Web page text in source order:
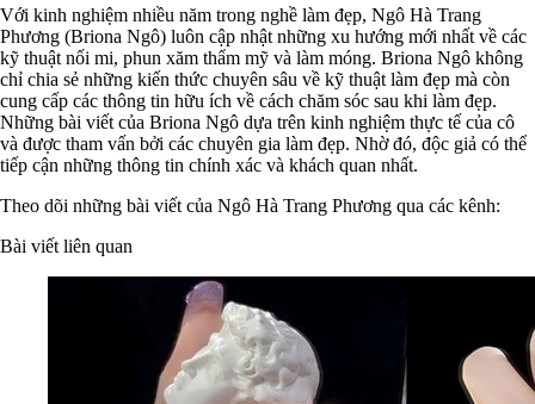
Với kinh nghiệm nhiều năm trong nghề làm đẹp, Ngô Hà Trang
Phương (Briona Ngô) luôn cập nhật những xu hướng mới nhất về các
kỹ thuật nối mi, phun xăm thẩm mỹ và làm móng. Briona Ngô không
chỉ chia sẻ những kiến thức chuyên sâu về kỹ thuật làm đẹp mà còn
cung cấp các thông tin hữu ích về cách chăm sóc sau khi làm đẹp.
Những bài viết của Briona Ngô dựa trên kinh nghiệm thực tế của cô
và được tham vấn bởi các chuyên gia làm đẹp. Nhờ đó, độc giả có thể
tiếp cận những thông tin chính xác và khách quan nhất.
Theo dõi những bài viết của Ngô Hà Trang Phương qua các kênh:
Bài viết liên quan